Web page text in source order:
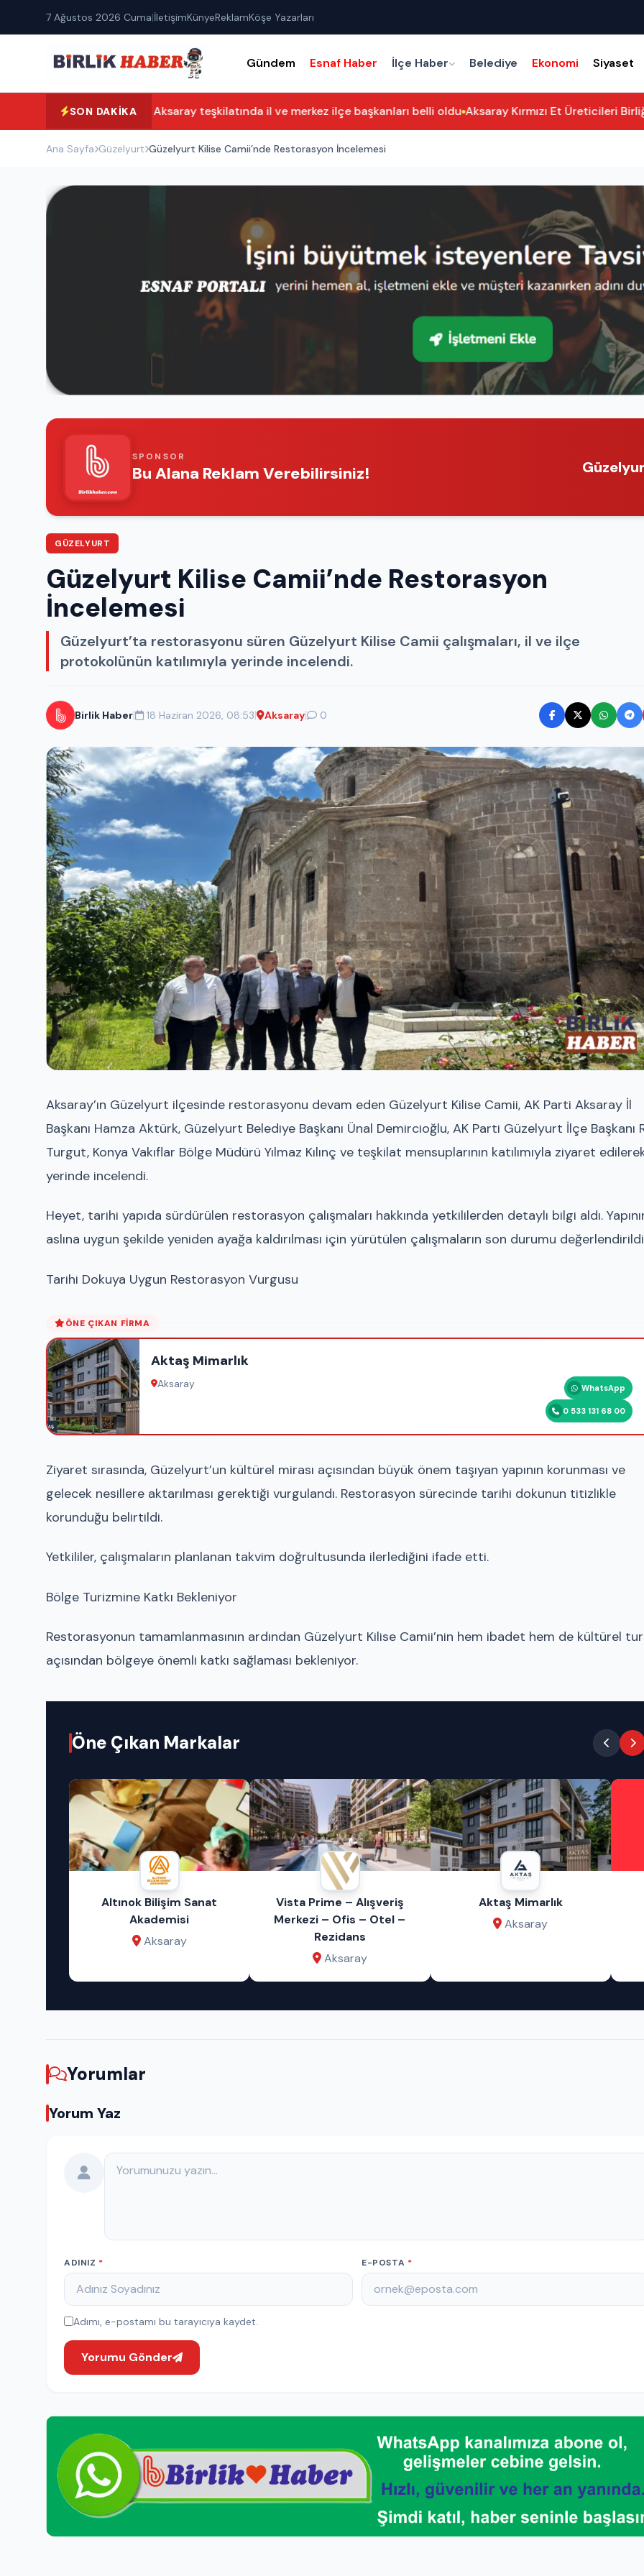
7 Ağustos 2026 Cuma|İletişimKünyeReklamKöşe Yazarları
Gündem Esnaf Haber İlçe Haber Belediye Ekonomi Siyaset
SON DAKIKA
Yeni Parti Aksaray teşkilatında il ve merkez ilçe başkanları belli oldu Aksaray Kırmızı Et Üreticileri
Ana Sayfa Güzelyurt Güzelyurt Kilise Camii’nde Restorasyon İncelemesi
SPONSOR
Bu Alana Reklam Verebilirsiniz!
GÜZELYURT
Güzelyurt Kilise Camii’nde Restorasyon
İncelemesi
Güzelyurt’ta restorasyonu süren Güzelyurt Kilise Camii çalışmaları, il ve ilçe
protokolünün katılımıyla yerinde incelendi.
Birlik Haber| 18 Haziran 2026, 08:53| Aksaray| 0
Aksaray’ın Güzelyurt ilçesinde restorasyonu devam eden Güzelyurt Kilise Camii, AK Parti Aksaray İl
Başkanı Hamza Aktürk, Güzelyurt Belediye Başkanı Ünal Demircioğlu, AK Parti Güzelyurt İlçe Başkanı
Turgut, Konya Vakıflar Bölge Müdürü Yılmaz Kılınç ve teşkilat mensuplarının katılımıyla ziyaret
yerinde incelendi.
Heyet, tarihi yapıda sürdürülen restorasyon çalışmaları hakkında yetkililerden detaylı bilgi aldı.
aslına uygun şekilde yeniden ayağa kaldırılması için yürütülen çalışmaların son durumu
Tarihi Dokuya Uygun Restorasyon Vurgusu
ÖNE ÇIKAN FIRMA
Aktaş Mimarlık
Aksaray WhatsApp
0 533 131 68 00
Ziyaret sırasında, Güzelyurt’un kültürel mirası açısından büyük önem taşıyan yapının korunması ve
gelecek nesillere aktarılması gerektiği vurgulandı. Restorasyon sürecinde tarihi dokunun titizlikle
korunduğu belirtildi.
Yetkililer, çalışmaların planlanan takvim doğrultusunda ilerlediğini ifade etti.
Bölge Turizmine Katkı Bekleniyor
Restorasyonun tamamlanmasının ardından Güzelyurt Kilise Camii’nin hem ibadet hem de kültürel
açısından bölgeye önemli katkı sağlaması bekleniyor.
Öne Çıkan Markalar
Vista Prime – Alışveriş
Merkezi – Ofis – Otel –
Rezidans
Aktaş Mimarlık
Aksaray
Bu Alana Reklam
Verebilirsiniz!
Yorumlar
Yorum Yaz
Yorumunuz
ADINIZ * E-POSTA *
Adımı, e-postamı bu tarayıcıya kaydet.
Yorumu Gönder